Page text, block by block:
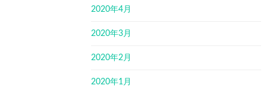
2020年4月
2020年3月
2020年2月
2020年1月